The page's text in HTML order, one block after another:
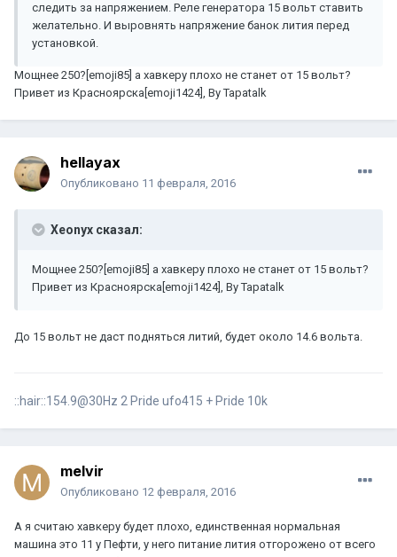
следить за напряжением. Реле генератора 15 вольт ставить
желательно. И выровнять напряжение банок лития перед
установкой.
Мощнее 250?[emoji85] а хавкеру плохо не станет от 15 вольт?
Привет из Красноярска[emoji1424], By Tapatalk
hellayax
Опубликовано 11 февраля, 2016
Xeonyx сказал:
Мощнее 250?[emoji85] а хавкеру плохо не станет от 15 вольт?
Привет из Красноярска[emoji1424], By Tapatalk
До 15 вольт не даст подняться литий, будет около 14.6 вольта.
::hair::154.9@30Hz 2 Pride ufo415 + Pride 10k
melvir
Опубликовано 12 февраля, 2016
А я считаю хавкеру будет плохо, единственная нормальная
машина это 11 у Пефти, у него питание лития отгорожено от всего